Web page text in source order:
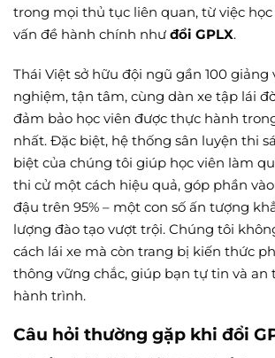
trong mọi thủ tục liên quan, từ việc
vấn đề hành chính như đổi GPLX.
Thái Việt sở hữu đội ngũ gần 100 giảng
nghiệm, tận tâm, cùng dàn xe tập lái
đảm bảo học viên được thực hành
nhất. Đặc biệt, hệ thống sân luyện thi
biệt của chúng tôi giúp học viên làm
thi cử một cách hiệu quả, góp phần
đậu trên 95% – một con số ấn tượng
lượng đào tạo vượt trội. Chúng tôi
cách lái xe mà còn trang bị kiến thức
thông vững chắc, giúp bạn tự tin và an
hành trình.
Câu hỏi thường gặp khi đổi